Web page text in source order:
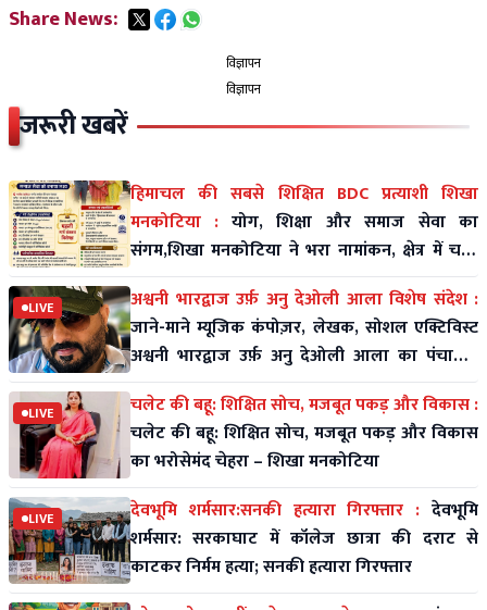
Share News:
विज्ञापन
विज्ञापन
जरूरी खबरें
हिमाचल की सबसे शिक्षित BDC प्रत्याशी शिखा
मनकोटिया : योग, शिक्षा और समाज सेवा का
संगम,शिखा मनकोटिया ने भरा नामांकन, क्षेत्र में चर्चा
तेज
LIVE
अश्वनी भारद्वाज उर्फ़ अनु देओली आला विशेष संदेश :
जाने-माने म्यूजिक कंपोज़र, लेखक, सोशल एक्टिविस्ट
अश्वनी भारद्वाज उर्फ़ अनु देओली आला का पंचायती
राज पर विशे
LIVE
चलेट की बहू: शिक्षित सोच, मजबूत पकड़ और विकास :
चलेट की बहू: शिक्षित सोच, मजबूत पकड़ और विकास
का भरोसेमंद चेहरा – शिखा मनकोटिया
LIVE देवभूमि शर्मसार:सनकी हत्यारा गिरफ्तार : देवभूमि
शर्मसार: सरकाघाट में कॉलेज छात्रा की दराट से
काटकर निर्मम हत्या; सनकी हत्यारा गिरफ्तार